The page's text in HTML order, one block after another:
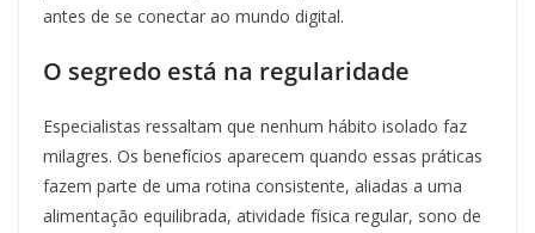
antes de se conectar ao mundo digital.
O segredo está na regularidade
Especialistas ressaltam que nenhum hábito isolado faz
milagres. Os benefícios aparecem quando essas práticas
fazem parte de uma rotina consistente, aliadas a uma
alimentação equilibrada, atividade física regular, sono de